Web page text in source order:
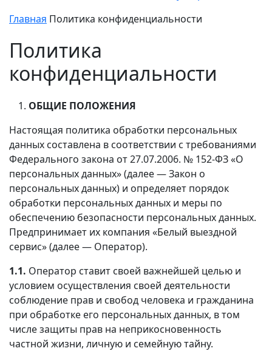
Главная Политика конфиденциальности
Политика
конфиденциальности
ОБЩИЕ ПОЛОЖЕНИЯ
Настоящая политика обработки персональных
данных составлена в соответствии с требованиями
Федерального закона от 27.07.2006. № 152-ФЗ «О
персональных данных» (далее — Закон о
персональных данных) и определяет порядок
обработки персональных данных и меры по
обеспечению безопасности персональных данных.
Предпринимает их компания «Белый выездной
сервис» (далее — Оператор).
1.1. Оператор ставит своей важнейшей целью и
условием осуществления своей деятельности
соблюдение прав и свобод человека и гражданина
при обработке его персональных данных, в том
числе защиты прав на неприкосновенность
частной жизни, личную и семейную тайну.